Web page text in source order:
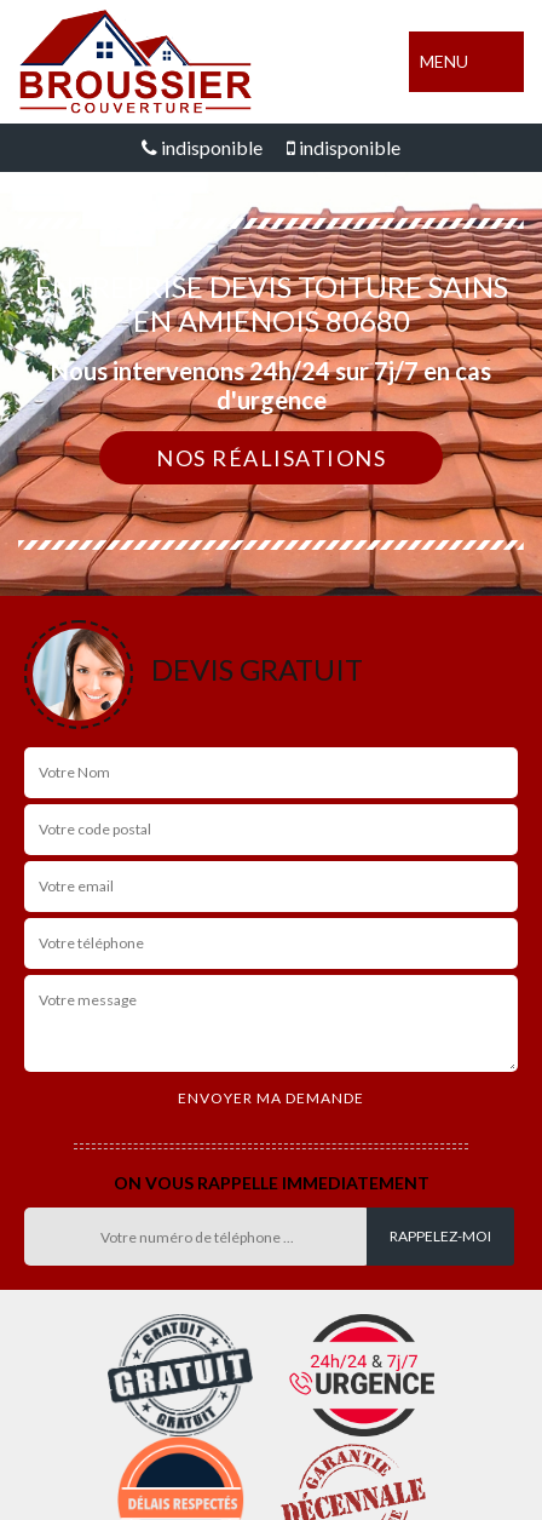
MENU
indisponible indisponible
ENTREPRISE DEVIS TOITURE SAINS
EN AMIENOIS 80680
Nous intervenons 24h/24 sur 7j/7 en cas
d'urgence
NOS RÉALISATIONS
DEVIS GRATUIT
ON VOUS RAPPELLE IMMEDIATEMENT